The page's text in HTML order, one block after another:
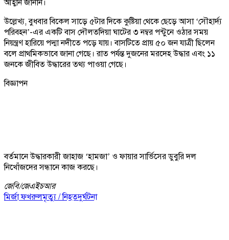
আহ্বান জানান।
উল্লেখ্য, বুধবার বিকেল সাড়ে ৫টার দিকে কুষ্টিয়া থেকে ছেড়ে আসা ‘সৌহার্দ্য
পরিবহন’-এর একটি বাস দৌলতদিয়া ঘাটের ৩ নম্বর পন্টুনে ওঠার সময়
নিয়ন্ত্রণ হারিয়ে পদ্মা নদীতে পড়ে যায়। বাসটিতে প্রায় ৫০ জন যাত্রী ছিলেন
বলে প্রাথমিকভাবে জানা গেছে। রাত পর্যন্ত দুজনের মরদেহ উদ্ধার এবং ১১
জনকে জীবিত উদ্ধারের তথ্য পাওয়া গেছে।
বিজ্ঞাপন
বর্তমানে উদ্ধারকারী জাহাজ ‘হামজা’ ও ফায়ার সার্ভিসের ডুবুরি দল
নিখোঁজদের সন্ধানে কাজ করছে।
জেবি/জেএইচআর
মির্জা ফখরুলমৃত্যু / নিহতদুর্ঘটনা